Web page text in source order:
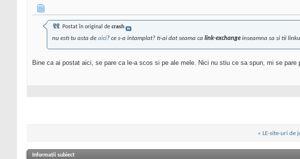
Postat în original de crash
nu esti tu asta de aici? ce s-a intamplat? ti-ai dat seama ca link-exchange inseamna sa si tii
Bine ca ai postat aici, se pare ca le-a scos si pe ale mele. Nici nu stiu ce sa spun, mi se
« LE-site-uri de
Informații subiect